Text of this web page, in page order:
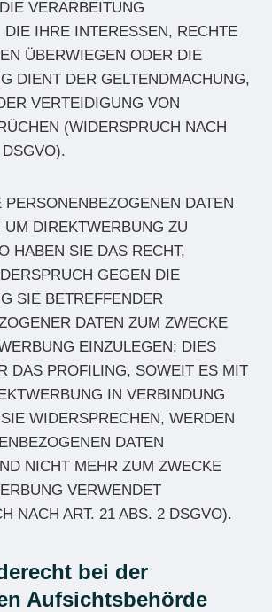
VERARBEITUNG
DIE IHRE INTERESSEN, RECHTE
ÜBERWIEGEN ODER DIE
DIENT DER GELTENDMACHUNG,
VERTEIDIGUNG VON
(WIDERSPRUCH NACH
DATEN
UM DIREKTWERBUNG ZU
HABEN SIE DAS RECHT,
GEGEN DIE
SIE BETREFFENDER
DATEN ZUM ZWECKE
EINZULEGEN; DIES
DAS PROFILING, SOWEIT ES MIT
IN VERBINDUNG
WIDERSPRECHEN, WERDEN
DATEN
NICHT MEHR ZUM ZWECKE
VERWENDET
NACH ART. 21 ABS. 2 DSGVO).
bei der
Aufsichts­behörde